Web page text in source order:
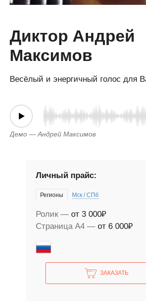
Диктор Андрей
Максимов
Весёлый и энергичный голос для
Демо — Андрей Максимов
Личный прайс:
Регионы Мск / СПб
Ролик
от 3 000₽
Страница А4
от 6 000₽
ЗАКАЗАТЬ